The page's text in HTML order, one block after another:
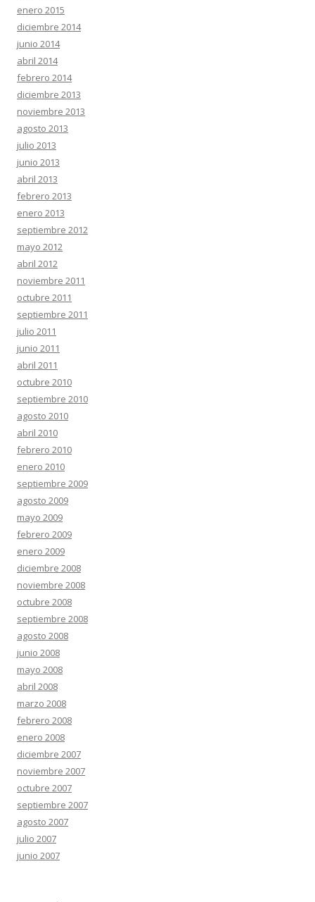
enero 2015
diciembre 2014
junio 2014
abril 2014
febrero 2014
diciembre 2013
noviembre 2013
agosto 2013
julio 2013
junio 2013
abril 2013
febrero 2013
enero 2013
septiembre 2012
mayo 2012
abril 2012
noviembre 2011
octubre 2011
septiembre 2011
julio 2011
junio 2011
abril 2011
octubre 2010
septiembre 2010
agosto 2010
abril 2010
febrero 2010
enero 2010
septiembre 2009
agosto 2009
mayo 2009
febrero 2009
enero 2009
diciembre 2008
noviembre 2008
octubre 2008
septiembre 2008
agosto 2008
junio 2008
mayo 2008
abril 2008
marzo 2008
febrero 2008
enero 2008
diciembre 2007
noviembre 2007
octubre 2007
septiembre 2007
agosto 2007
julio 2007
junio 2007